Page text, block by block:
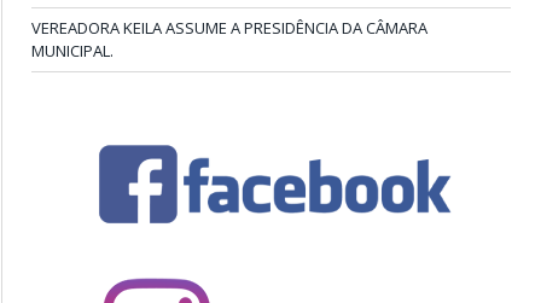
VEREADORA KEILA ASSUME A PRESIDÊNCIA DA CÂMARA
MUNICIPAL.